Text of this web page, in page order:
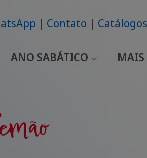
Contato Catálogos
ANO SABÁTICO MAIS